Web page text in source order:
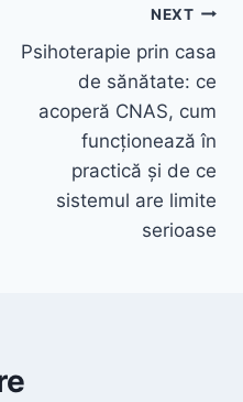
NEXT
Psihoterapie prin casa
de sănătate: ce
acoperă CNAS, cum
funcționează în
practică și de ce
sistemul are limite
serioase